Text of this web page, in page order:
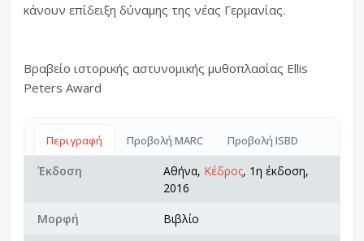
κάνουν επίδειξη δύναμης της νέας Γερμανίας.
Βραβείο ιστορικής αστυνομικής μυθοπλασίας Ellis
Peters Award
Περιγραφή Προβολή MARC Προβολή ISBD
Έκδοση Αθήνα, Κέδρος, 1η έκδοση,
2016
Μορφή
Βιβλίο